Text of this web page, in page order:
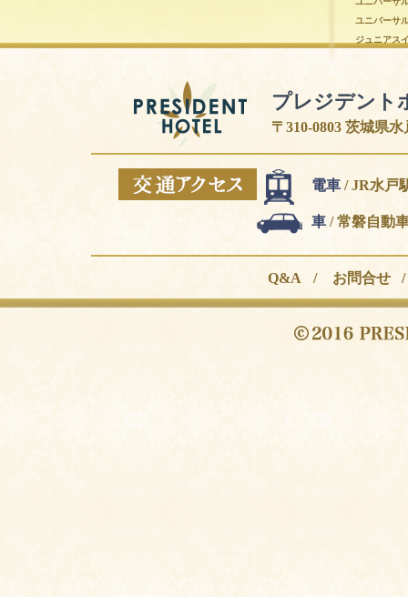
ユニバーサ
ジュニアス
プレジデント
〒310-0803 茨城県
交通アクセス
電車 / JR水戸
車 / 常磐自動
Q&A / お問合せ